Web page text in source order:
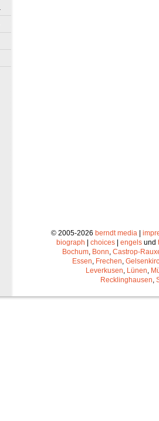
© 2005-2026 berndt media|
biograph
choices engels und
Bochum, Bonn, Castrop-
Essen, Frechen,
Leverkusen, Lünen,
Recklinghausen,